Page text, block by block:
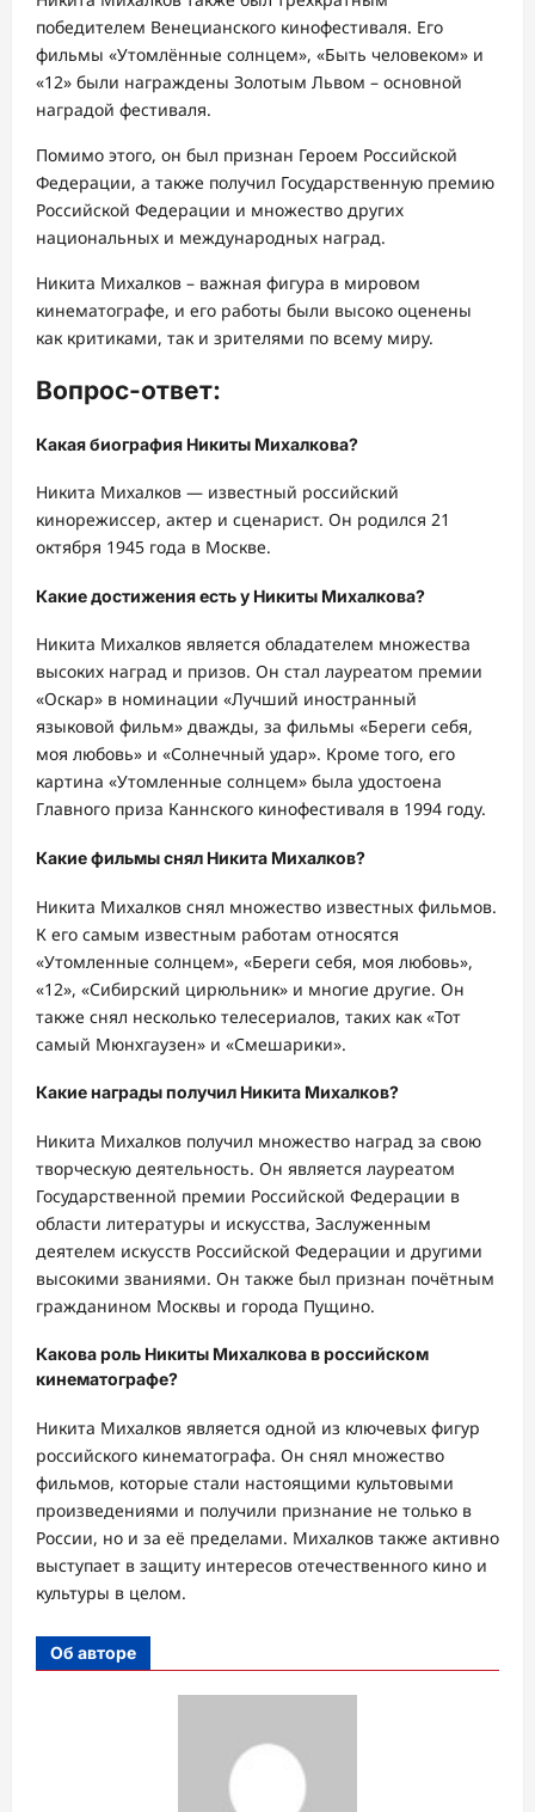
победителем Венецианского кинофестиваля. Его
фильмы «Утомлённые солнцем», «Быть человеком» и
«12» были награждены Золотым Львом – основной
наградой фестиваля.
Помимо этого, он был признан Героем Российской
Федерации, а также получил Государственную премию
Российской Федерации и множество других
национальных и международных наград.
Никита Михалков – важная фигура в мировом
кинематографе, и его работы были высоко оценены
как критиками, так и зрителями по всему миру.
Вопрос-ответ:
Какая биография Никиты Михалкова?
Никита Михалков — известный российский
кинорежиссер, актер и сценарист. Он родился 21
октября 1945 года в Москве.
Какие достижения есть у Никиты Михалкова?
Никита Михалков является обладателем множества
высоких наград и призов. Он стал лауреатом премии
«Оскар» в номинации «Лучший иностранный
языковой фильм» дважды, за фильмы «Береги себя,
моя любовь» и «Солнечный удар». Кроме того, его
картина «Утомленные солнцем» была удостоена
Главного приза Каннского кинофестиваля в 1994 году.
Какие фильмы снял Никита Михалков?
Никита Михалков снял множество известных фильмов.
К его самым известным работам относятся
«Утомленные солнцем», «Береги себя, моя любовь»,
«12», «Сибирский цирюльник» и многие другие. Он
также снял несколько телесериалов, таких как «Тот
самый Мюнхгаузен» и «Смешарики».
Какие награды получил Никита Михалков?
Никита Михалков получил множество наград за свою
творческую деятельность. Он является лауреатом
Государственной премии Российской Федерации в
области литературы и искусства, Заслуженным
деятелем искусств Российской Федерации и другими
высокими званиями. Он также был признан почётным
гражданином Москвы и города Пущино.
Какова роль Никиты Михалкова в российском
кинематографе?
Никита Михалков является одной из ключевых фигур
российского кинематографа. Он снял множество
фильмов, которые стали настоящими культовыми
произведениями и получили признание не только в
России, но и за её пределами. Михалков также активно
выступает в защиту интересов отечественного кино и
культуры в целом.
Об авторе